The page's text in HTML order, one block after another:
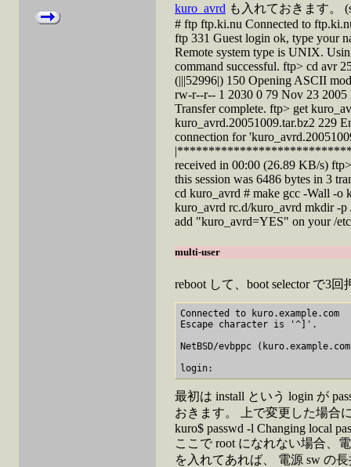
kuro_avrd も入れておきます。
# ftp ftp.ki.nu Connected to
ftp 331 Guest login ok, type your
Remote system type is UNIX.
command successful. ftp> cd avr
(|||52996|) 150 Opening ASCII
rw-r--r-- 1 2030 0 79 Nov 23
Transfer complete. ftp> get
kuro_avrd.20051009.tar.bz2 229
connection for
received in 00:00 (26.89 KB/s)
this session was 6486 bytes in 3
cd kuro_avrd # make gcc -Wall -o
kuro_avrd rc.d/kuro_avrd mkdir -p
add "kuro_avrd=YES" on your /
multi-user
reboot して、boot selector で3
Connected to kuro.example.com
Escape character is '^]'.
NetBSD/evbppc
最初は install という login が
おきます。 上で変更した場合
kuro$ passwd -l Changing local
ここで root になれない場合、
を入れてあれば、 電源 sw の